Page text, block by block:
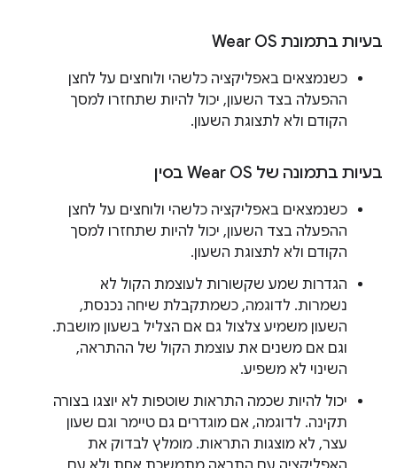
בעיות בתמונת Wear OS
כשנמצאים באפליקציה כלשהי ולוחצים על לחצן
ההפעלה בצד השעון, יכול להיות שתחזרו למסך
הקודם ולא לתצוגת השעון.
בעיות בתמונה של Wear OS בסין
כשנמצאים באפליקציה כלשהי ולוחצים על לחצן
ההפעלה בצד השעון, יכול להיות שתחזרו למסך
הקודם ולא לתצוגת השעון.
הגדרות שמע שקשורות לעוצמת הקול לא
נשמרות. לדוגמה, כשמתקבלת שיחה נכנסת,
השעון משמיע צלצול גם אם הצליל בשעון מושבת.
וגם אם משנים את עוצמת הקול של ההתראה,
השינוי לא משפיע.
יכול להיות שכמה התראות שוטפות לא יוצגו בצורה
תקינה. לדוגמה, אם מוגדרים גם טיימר וגם שעון
עצר, לא מוצגות התראות. מומלץ לבדוק את